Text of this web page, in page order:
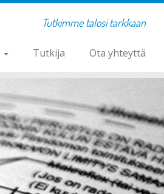
Tutkimme talosi tarkkaan
Tutkija Ota yhteyttä